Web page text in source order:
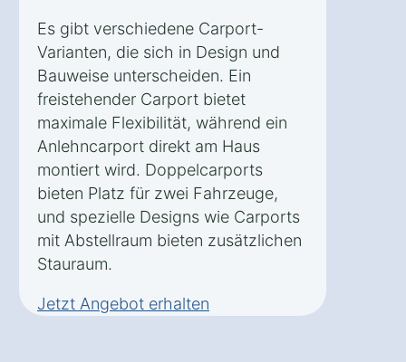
Es gibt verschiedene Carport-
Varianten, die sich in Design und
Bauweise unterscheiden. Ein
freistehender Carport bietet
maximale Flexibilität, während ein
Anlehncarport direkt am Haus
montiert wird. Doppelcarports
bieten Platz für zwei Fahrzeuge,
und spezielle Designs wie Carports
mit Abstellraum bieten zusätzlichen
Stauraum.
Jetzt Angebot erhalten